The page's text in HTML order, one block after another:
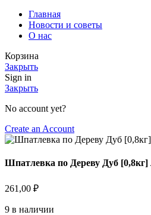
Главная
Новости и советы
О нас
Корзина
Закрыть
Sign in
Закрыть
No account yet?
Create an Account
Шпатлевка по Дереву Дуб [0,8кг]
261,00 ₽
9 в наличии